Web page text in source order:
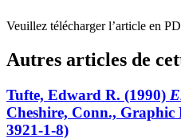
Veuillez télécharger l’article en
Autres articles de
Tufte, Edward R. (1990)
Cheshire, Conn., Graphic
3921-1-8)